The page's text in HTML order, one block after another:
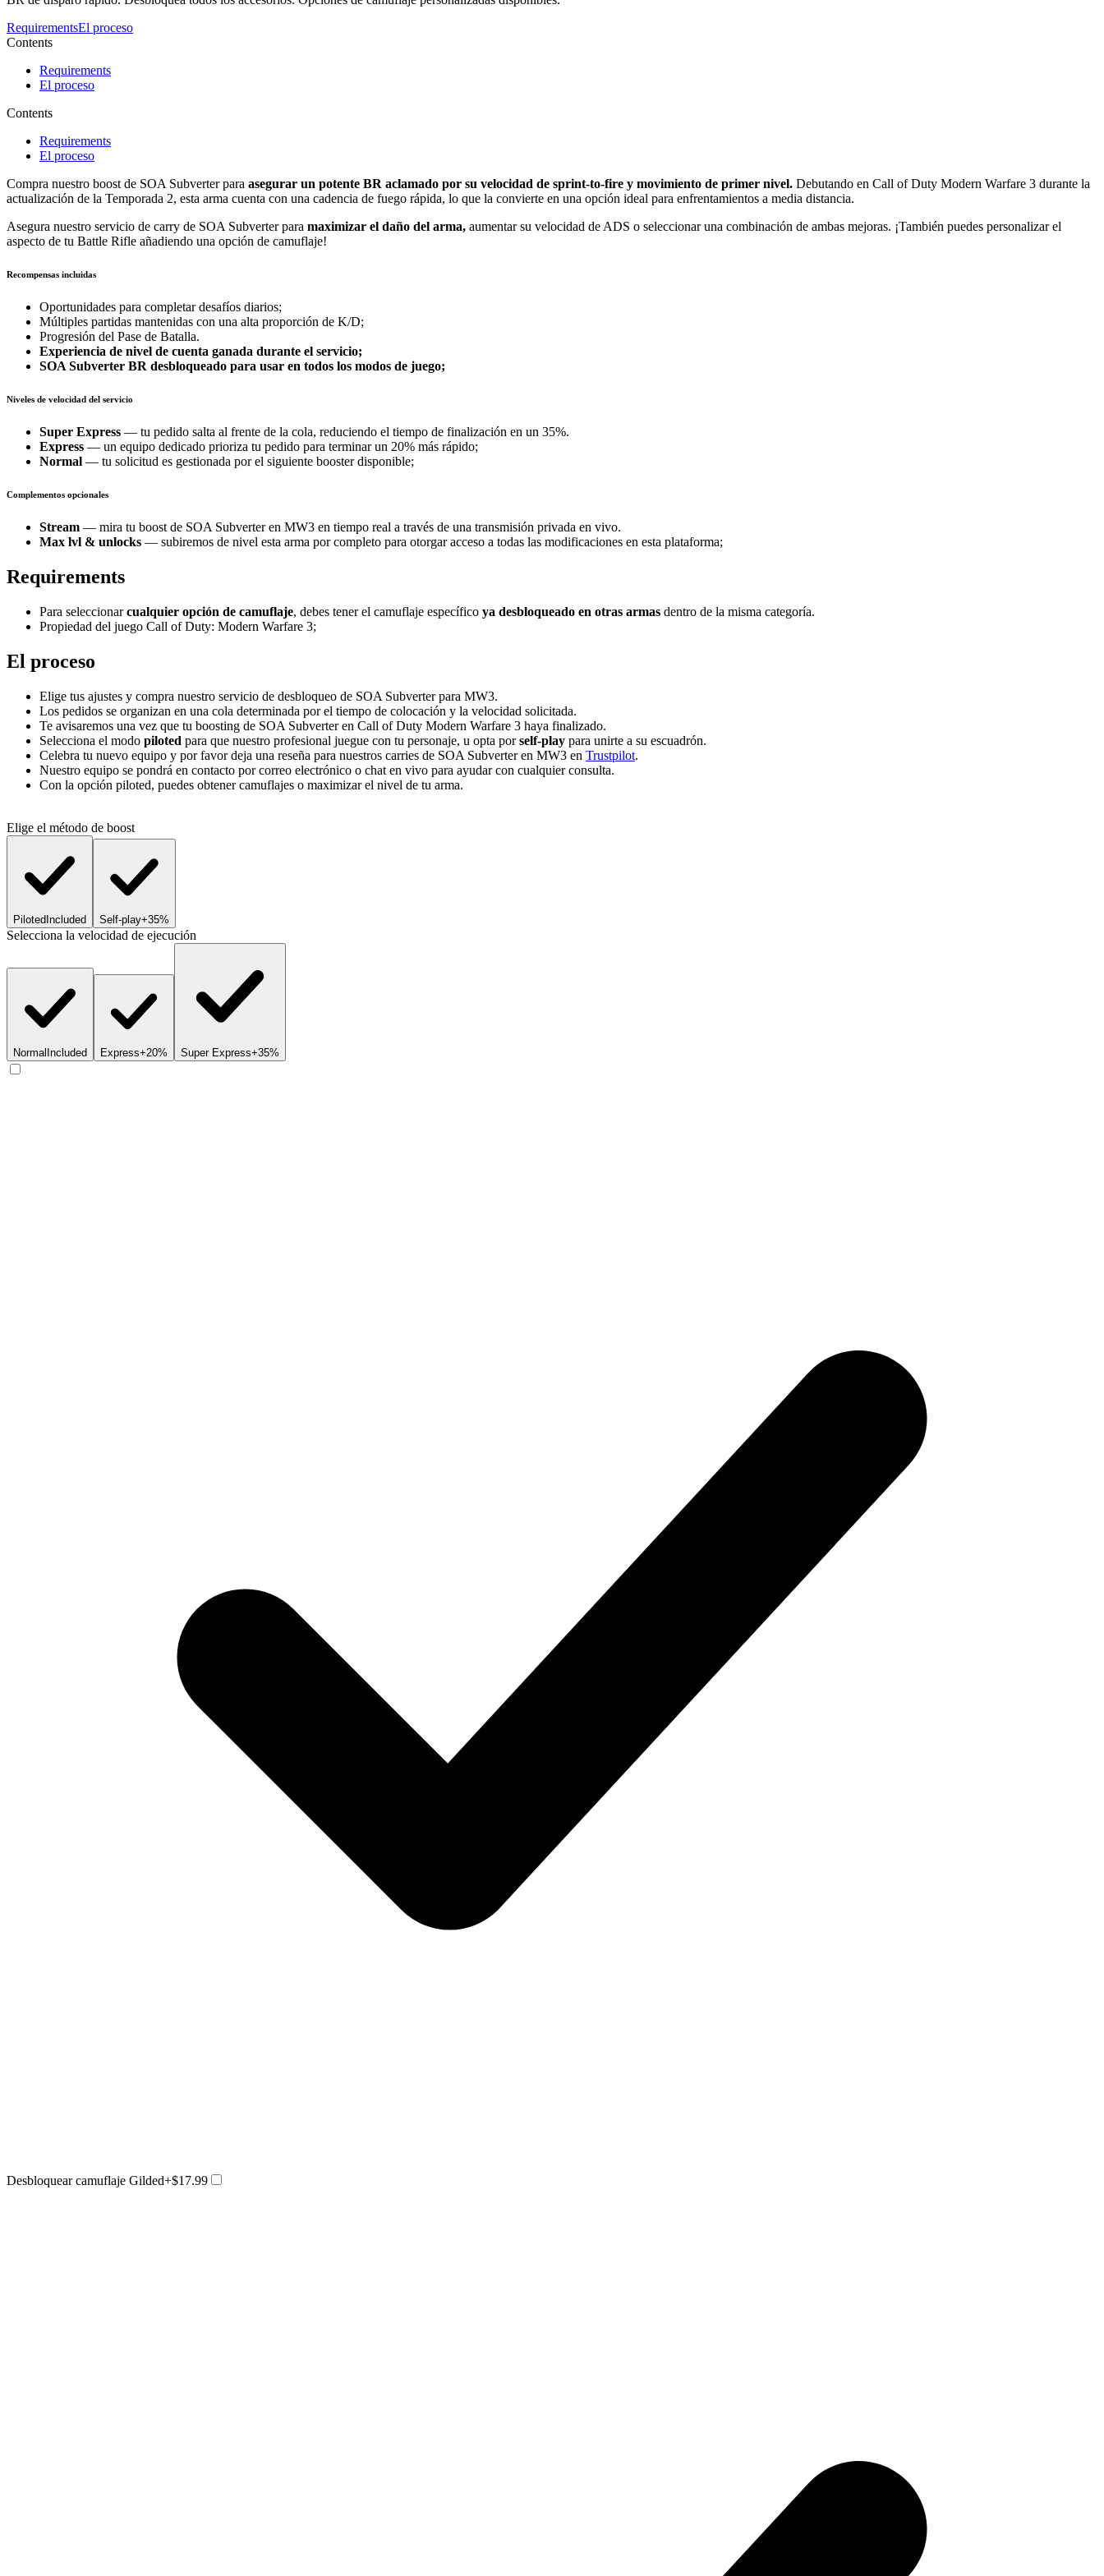
RequirementsEl proceso
Contents
Requirements
El proceso
Contents
Requirements
El proceso
Compra nuestro boost de SOA Subverter para asegurar un potente BR aclamado por su velocidad de sprint-to-fire y movimiento de primer nivel. Debutando en Call of Duty Modern Warfare 3 durante la
actualización de la Temporada 2, esta arma cuenta con una cadencia de fuego rápida, lo que la convierte en una opción ideal para enfrentamientos a media distancia.
Asegura nuestro servicio de carry de SOA Subverter para maximizar el daño del arma, aumentar su velocidad de ADS o seleccionar una combinación de ambas mejoras. ¡También puedes personalizar el
aspecto de tu Battle Rifle añadiendo una opción de camuflaje!
Recompensas incluidas
Oportunidades para completar desafíos diarios;
Múltiples partidas mantenidas con una alta proporción de K/D;
Progresión del Pase de Batalla.
Experiencia de nivel de cuenta ganada durante el servicio;
SOA Subverter BR desbloqueado para usar en todos los modos de juego;
Niveles de velocidad del servicio
Super Express — tu pedido salta al frente de la cola, reduciendo el tiempo de finalización en un 35%.
Express — un equipo dedicado prioriza tu pedido para terminar un 20% más rápido;
Normal — tu solicitud es gestionada por el siguiente booster disponible;
Complementos opcionales
Stream — mira tu boost de SOA Subverter en MW3 en tiempo real a través de una transmisión privada en vivo.
Max lvl & unlocks — subiremos de nivel esta arma por completo para otorgar acceso a todas las modificaciones en esta plataforma;
Requirements
Para seleccionarcualquier opción de camuflaje, debes tener el camuflaje específico ya desbloqueado en otras armas dentro de la misma categoría.
Propiedad del juego Call of Duty: Modern Warfare 3;
El proceso
Elige tus ajustes y compra nuestro servicio de desbloqueo de SOA Subverter para MW3.
Los pedidos se organizan en una cola determinada por el tiempo de colocación y la velocidad solicitada.
Te avisaremos una vez que tu boosting de SOA Subverter en Call of Duty Modern Warfare 3 haya finalizado.
Selecciona el modo piloted para que nuestro profesional juegue con tu personaje, u opta porself-play para unirte a su escuadrón.
Celebra tu nuevo equipo y por favor deja una reseña para nuestros carries de SOA Subverter en MW3 en Trustpilot.
Nuestro equipo se pondrá en contacto por correo electrónico o chat en vivo para ayudar con cualquier consulta.
Con la opción piloted, puedes obtener camuflajes o maximizar el nivel de tu arma.
Elige el método de boost
Piloted Included Self-play+35%
Selecciona la velocidad de ejecución
Normal Included Express+20% Super Express+35%
Desbloquear camuflaje Gilded+$17.99